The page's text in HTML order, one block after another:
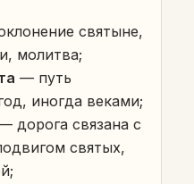
святыне,
молитва;
— путь
иногда веками;
дорога связана с
святых,